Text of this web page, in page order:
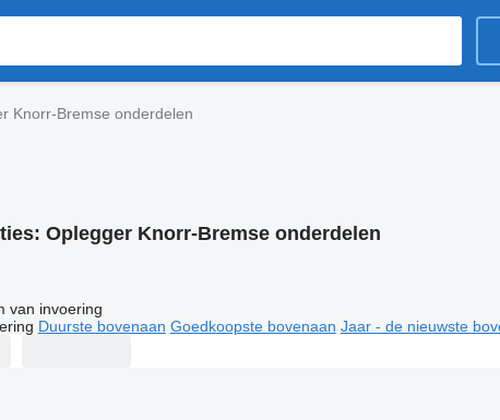
Knorr-Bremse onderdelen
Oplegger Knorr-Bremse onderdelen
van invoering
Duurste bovenaan Goedkoopste bovenaan Jaar - de nieuwste